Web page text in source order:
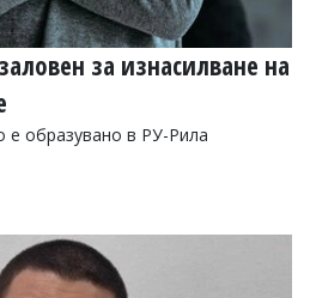
за изнасилване на
е образувано в РУ-Рила